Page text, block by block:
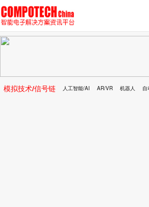
模拟技术/信号链 人工智能/AI AR/VR 机器人 自